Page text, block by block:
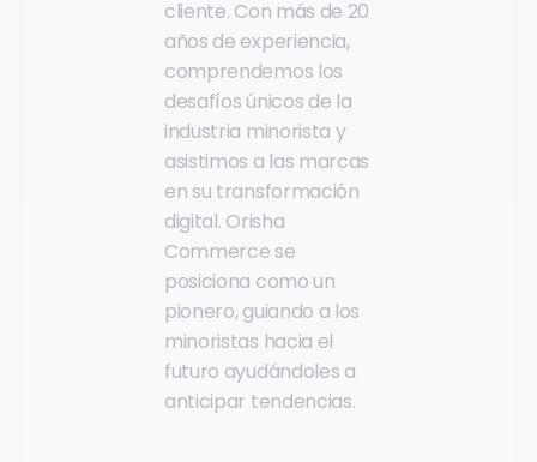
cliente. Con más de 20
años de experiencia,
comprendemos los
desafíos únicos de la
industria minorista y
asistimos a las marcas
en su transformación
digital. Orisha
Commerce se
posiciona como un
pionero, guiando a los
minoristas hacia el
futuro ayudándoles a
anticipar tendencias.